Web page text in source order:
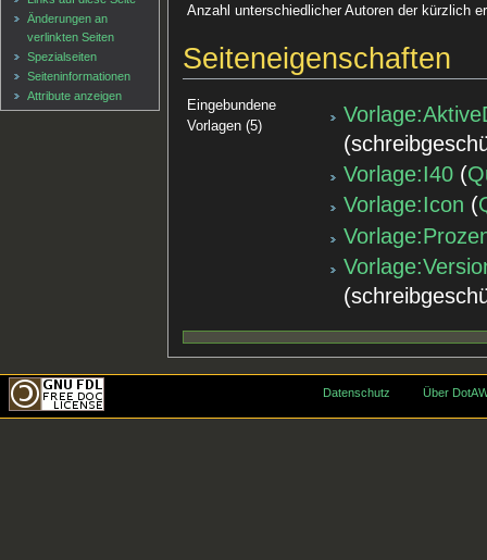
Anzahl unterschiedlicher Autoren der kürzlich
Seiteneigenschaften
Eingebundene
Vorlagen (5)
Vorlage:I40 (
Vorlage:Icon (
Änderungen an
verlinkten Seiten
Spezialseiten
Seiten­informationen
Attribute anzeigen
Datenschutz Über